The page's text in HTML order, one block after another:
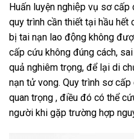
Huấn luyện nghiệp vụ sơ
quy trình cần thiết tại hầu hết
bị tai nạn lao động không
cấp cứu không đúng cách,
quả nghiêm trọng, để lại di
nạn tử vong. Quy trình sơ
quan trọng , điều đó có thể
người khi gặp trường hợp